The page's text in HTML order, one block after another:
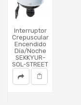
Interruptor
Crepuscular
Encendido
Día/Noche
SEKKYUR-
SOL-STREET